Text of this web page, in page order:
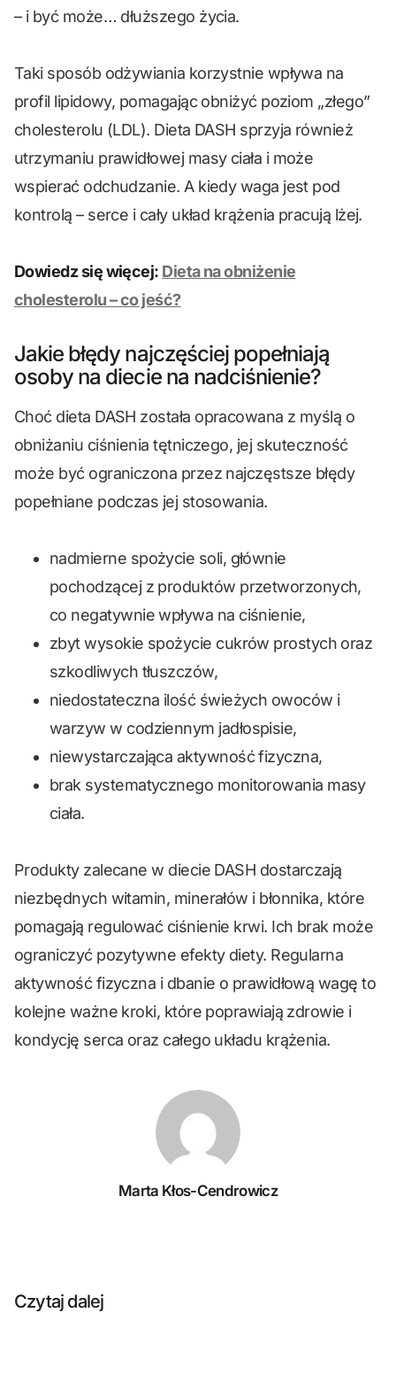
– i być może… dłuższego życia.
Taki sposób odżywiania korzystnie wpływa na
profil lipidowy, pomagając obniżyć poziom „złego”
cholesterolu (LDL). Dieta DASH sprzyja również
utrzymaniu prawidłowej masy ciała i może
wspierać odchudzanie. A kiedy waga jest pod
kontrolą – serce i cały układ krążenia pracują lżej.
Dowiedz się więcej: Dieta na obniżenie
cholesterolu – co jeść?
Jakie błędy najczęściej popełniają
osoby na diecie na nadciśnienie?
Choć dieta DASH została opracowana z myślą o
obniżaniu ciśnienia tętniczego, jej skuteczność
może być ograniczona przez najczęstsze błędy
popełniane podczas jej stosowania.
nadmierne spożycie soli, głównie
pochodzącej z produktów przetworzonych,
co negatywnie wpływa na ciśnienie,
zbyt wysokie spożycie cukrów prostych oraz
szkodliwych tłuszczów,
niedostateczna ilość świeżych owoców i
warzyw w codziennym jadłospisie,
niewystarczająca aktywność fizyczna,
brak systematycznego monitorowania masy
ciała.
Produkty zalecane w diecie DASH dostarczają
niezbędnych witamin, minerałów i błonnika, które
pomagają regulować ciśnienie krwi. Ich brak może
ograniczyć pozytywne efekty diety. Regularna
aktywność fizyczna i dbanie o prawidłową wagę to
kolejne ważne kroki, które poprawiają zdrowie i
kondycję serca oraz całego układu krążenia.
Marta Kłos-Cendrowicz
Czytaj dalej